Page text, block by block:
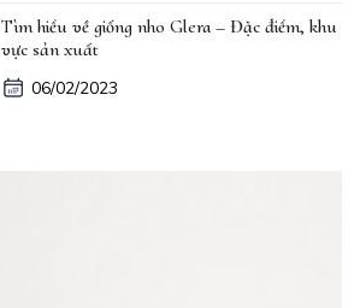
Tìm hiểu về giống nho Glera – Đặc điểm, khu
vực sản xuất
06/02/2023